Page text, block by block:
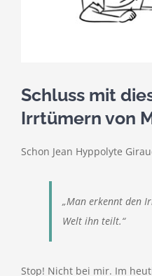
Schluss mit
Irrtümern von
Schon Jean Hyppolyte
„Man erkennt den
Welt ihn teilt.“
Stop! Nicht bei mir. Im